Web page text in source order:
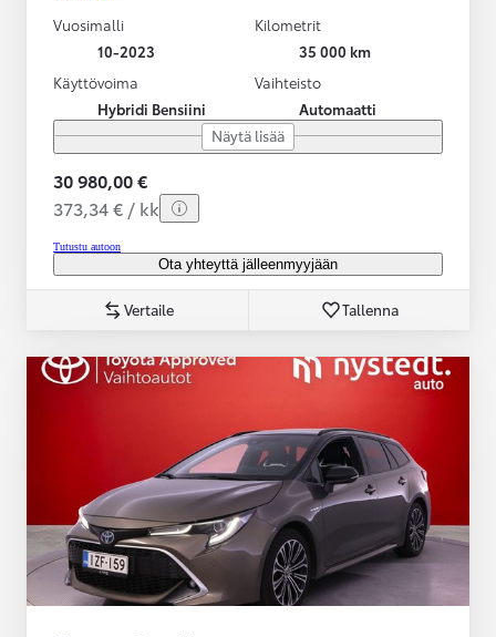
Vuosimalli
10-2023
Kilometrit
35 000 km
Käyttövoima
Hybridi Bensiini
Vaihteisto
Automaatti
Näytä lisää
30 980,00 €
373,34 € / kk
Tutustu autoon
Ota yhteyttä jälleenmyyjään
Vertaile Tallenna